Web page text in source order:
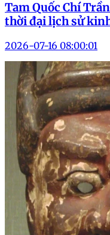
Tam Quốc Chí
thời đại lịch sử
2026-07-16 08:00:01